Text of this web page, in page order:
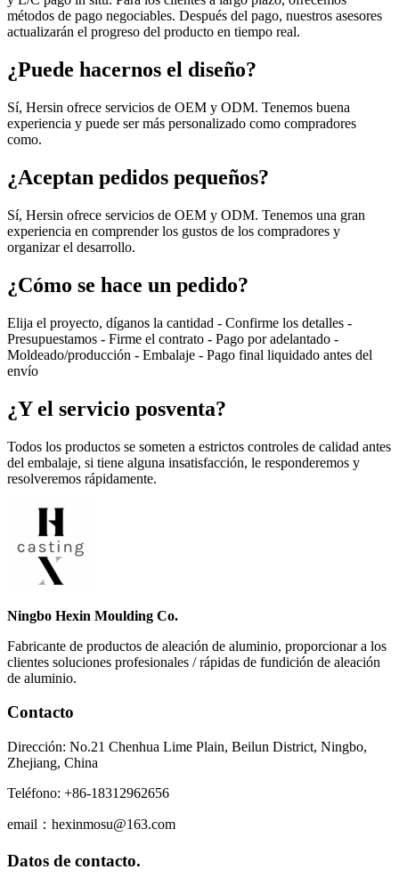
métodos de pago negociables. Después del pago, nuestros asesores
actualizarán el progreso del producto en tiempo real.
¿Puede hacernos el diseño?
Sí, Hersin ofrece servicios de OEM y ODM. Tenemos buena
experiencia y puede ser más personalizado como compradores
como.
¿Aceptan pedidos pequeños?
Sí, Hersin ofrece servicios de OEM y ODM. Tenemos una gran
experiencia en comprender los gustos de los compradores y
organizar el desarrollo.
¿Cómo se hace un pedido?
Elija el proyecto, díganos la cantidad - Confirme los detalles -
Presupuestamos - Firme el contrato - Pago por adelantado -
Moldeado/producción - Embalaje - Pago final liquidado antes del
envío
¿Y el servicio posventa?
Todos los productos se someten a estrictos controles de calidad antes
del embalaje, si tiene alguna insatisfacción, le responderemos y
resolveremos rápidamente.
Ningbo Hexin Moulding Co.
Fabricante de productos de aleación de aluminio, proporcionar a los
clientes soluciones profesionales / rápidas de fundición de aleación
de aluminio.
Contacto
Dirección: No.21 Chenhua Lime Plain, Beilun District, Ningbo,
Zhejiang, China
Teléfono: +86-18312962656
email：hexinmosu@163.com
Datos de contacto.